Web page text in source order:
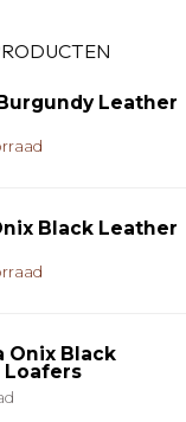
Leather
Black Leather
Onix Black
Loafers